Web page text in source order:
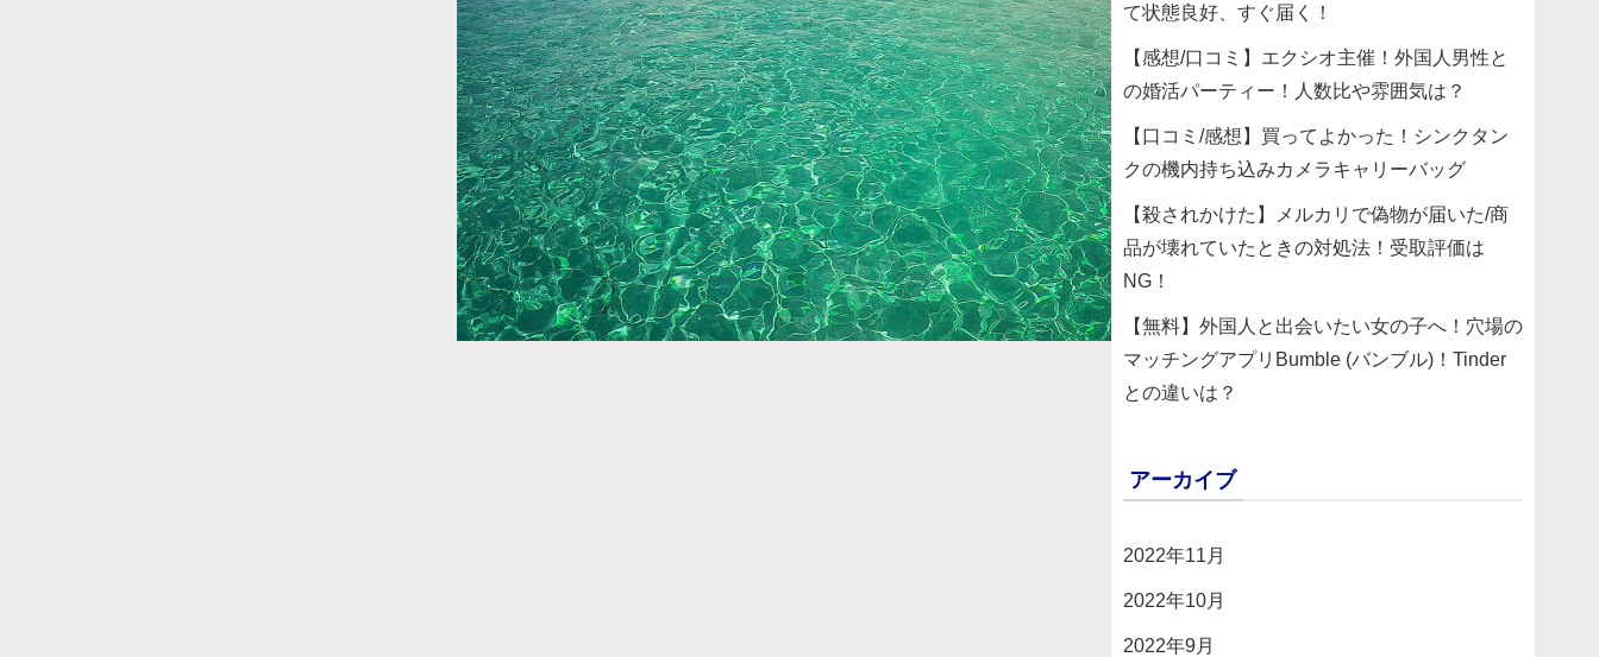
て状態良好、すぐ届く！
【感想/口コミ】エクシオ主催！外国人男性と
の婚活パーティー！人数比や雰囲気は？
【口コミ/感想】買ってよかった！シンクタン
クの機内持ち込みカメラキャリーバッグ
【殺されかけた】メルカリで偽物が届いた/商
品が壊れていたときの対処法！受取評価は
NG！
【無料】外国人と出会いたい女の子へ！穴場の
マッチングアプリBumble (バンブル)！Tinder
との違いは？
アーカイブ
2022年11月
2022年10月
2022年9月